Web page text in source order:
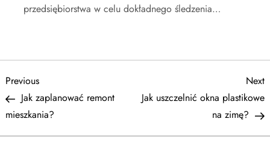
przedsiębiorstwa w celu dokładnego śledzenia…
N
a
w
Previous
Post
Previous
Jak zaplanować remont
mieszkania?
Next
Jak uszczelnić okna plastikowe
na zimę?